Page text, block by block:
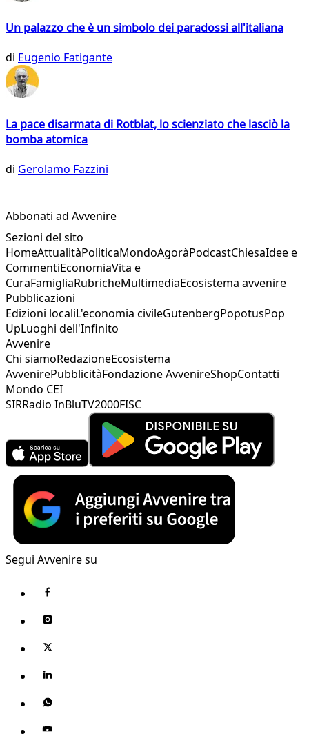
Un palazzo che è un simbolo dei paradossi all'italiana
di Eugenio Fatigante
La pace disarmata di Rotblat, lo scienziato che lasciò la
bomba atomica
di Gerolamo Fazzini
Abbonati ad Avvenire
Sezioni del sito
HomeAttualitàPoliticaMondoAgoràPodcastChiesaIdee e
CommentiEconomiaVita e
CuraFamigliaRubricheMultimediaEcosistema avvenire
Pubblicazioni
Edizioni localiL'economia civileGutenbergPopotusPop
UpLuoghi dell'Infinito
Avvenire
Chi siamoRedazioneEcosistema
AvvenirePubblicitàFondazione AvvenireShopContatti
Mondo CEI
SIRRadio InBluTV2000FISC
Segui Avvenire su